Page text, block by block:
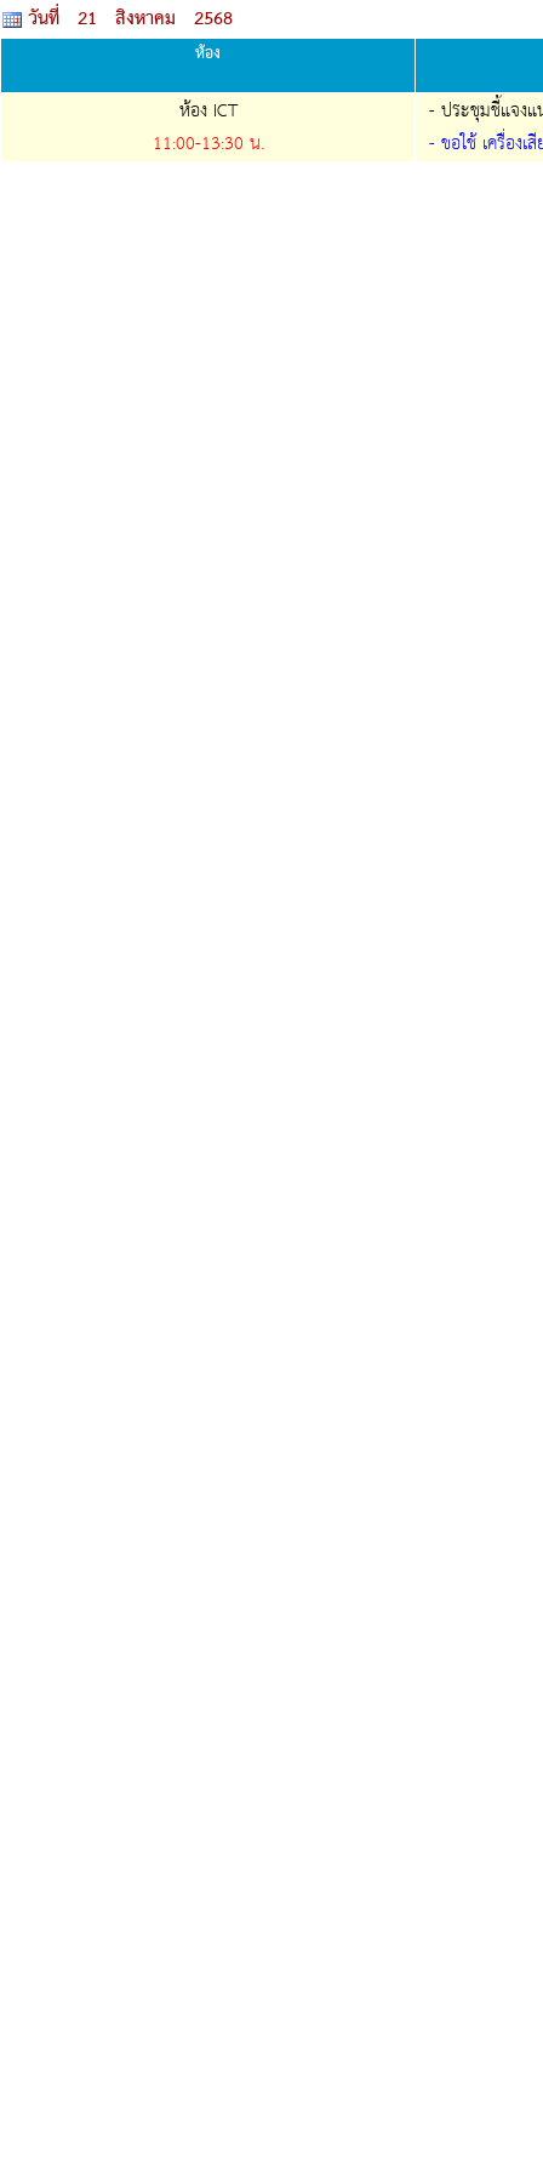
วันที่ 21 สิงหาคม 2568
ห้อง
ห้อง ICT
11:00-13:30 น.
- ประชุมชี้แจงแ
- ขอใช้ เครื่องเสี